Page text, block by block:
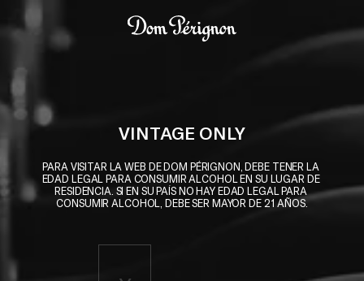
Skip to main content
VINTAGE ONLY
PARA VISITAR LA WEB DE DOM PÉRIGNON, DEBE TENER LA
EDAD LEGAL PARA CONSUMIR ALCOHOL EN SU LUGAR DE
RESIDENCIA. SI EN SU PAÍS NO HAY EDAD LEGAL PARA
CONSUMIR ALCOHOL, DEBE SER MAYOR DE 21 AÑOS.